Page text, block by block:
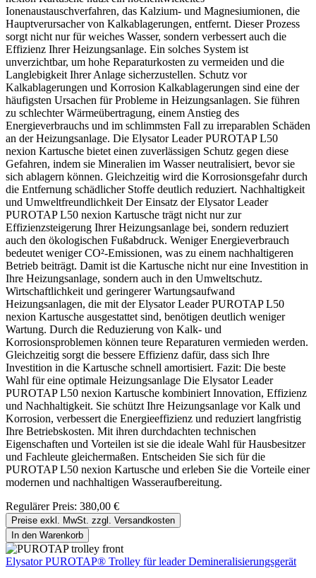
Ionenaustauschverfahren, das Kalzium- und Magnesiumionen, die
Hauptverursacher von Kalkablagerungen, entfernt. Dieser Prozess
sorgt nicht nur für weiches Wasser, sondern verbessert auch die
Effizienz Ihrer Heizungsanlage. Ein solches System ist
unverzichtbar, um hohe Reparaturkosten zu vermeiden und die
Langlebigkeit Ihrer Anlage sicherzustellen. Schutz vor
Kalkablagerungen und Korrosion Kalkablagerungen sind eine der
häufigsten Ursachen für Probleme in Heizungsanlagen. Sie führen
zu schlechter Wärmeübertragung, einem Anstieg des
Energieverbrauchs und im schlimmsten Fall zu irreparablen Schäden
an der Heizungsanlage. Die Elysator Leader PUROTAP L50
nexion Kartusche bietet einen zuverlässigen Schutz gegen diese
Gefahren, indem sie Mineralien im Wasser neutralisiert, bevor sie
sich ablagern können. Gleichzeitig wird die Korrosionsgefahr durch
die Entfernung schädlicher Stoffe deutlich reduziert. Nachhaltigkeit
und Umweltfreundlichkeit Der Einsatz der Elysator Leader
PUROTAP L50 nexion Kartusche trägt nicht nur zur
Effizienzsteigerung Ihrer Heizungsanlage bei, sondern reduziert
auch den ökologischen Fußabdruck. Weniger Energieverbrauch
bedeutet weniger CO²-Emissionen, was zu einem nachhaltigeren
Betrieb beiträgt. Damit ist die Kartusche nicht nur eine Investition in
Ihre Heizungsanlage, sondern auch in den Umweltschutz.
Wirtschaftlichkeit und geringerer Wartungsaufwand
Heizungsanlagen, die mit der Elysator Leader PUROTAP L50
nexion Kartusche ausgestattet sind, benötigen deutlich weniger
Wartung. Durch die Reduzierung von Kalk- und
Korrosionsproblemen können teure Reparaturen vermieden werden.
Gleichzeitig sorgt die bessere Effizienz dafür, dass sich Ihre
Investition in die Kartusche schnell amortisiert. Fazit: Die beste
Wahl für eine optimale Heizungsanlage Die Elysator Leader
PUROTAP L50 nexion Kartusche kombiniert Innovation, Effizienz
und Nachhaltigkeit. Sie schützt Ihre Heizungsanlage vor Kalk und
Korrosion, verbessert die Energieeffizienz und reduziert langfristig
Ihre Betriebskosten. Mit ihren durchdachten technischen
Eigenschaften und Vorteilen ist sie die ideale Wahl für Hausbesitzer
und Fachleute gleichermaßen. Entscheiden Sie sich für die
PUROTAP L50 nexion Kartusche und erleben Sie die Vorteile einer
modernen und nachhaltigen Wasseraufbereitung.
Regulärer Preis: 380,00 €
Preise exkl. MwSt. zzgl. Versandkosten
In den Warenkorb
Elysator PUROTAP® Trolley für leader Demineralisierungsgerät